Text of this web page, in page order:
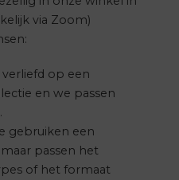
via Zoom)
op een
en we passen
gebruiken een
passen het
of het formaat